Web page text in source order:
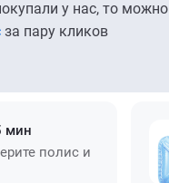
у нас, то можно
за пару кликов
мин
полис и